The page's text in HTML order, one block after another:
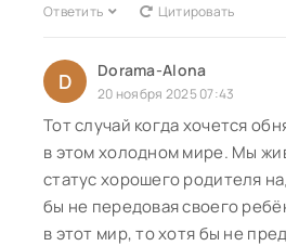
Ответить Цитировать
D Dorama-Alona
20 ноября 2025 07:43
Тот случай когда хочется
в этом холодном мире. Мы
статус хорошего родителя
бы не передовая своего
в этот мир, то хотя бы не